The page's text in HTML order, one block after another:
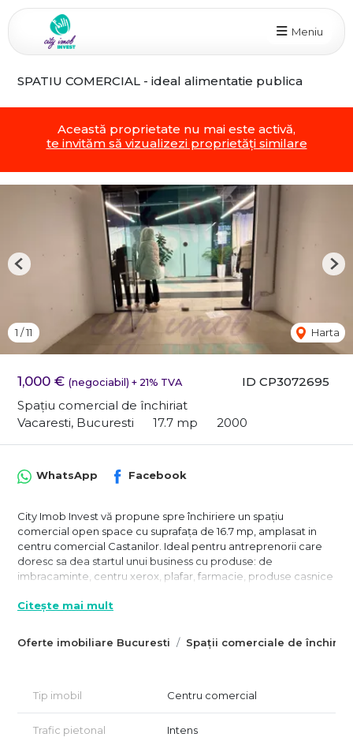
Meniu
SPATIU COMERCIAL - ideal alimentatie publica
Această proprietate nu mai este activă,
te invităm să vizualizezi proprietăți similare
ID CP3072695
1,000 € (negociabil) + 21% TVA
Spațiu comercial de închiriat
Vacaresti, Bucuresti
17.7 mp 2000
1 /11 Harta
Previous
Oferte imobiliare Bucuresti Spații comerciale de
WhatsApp Facebook
City Imob Invest vă propune spre închiriere un spațiu
comercial open space cu suprafața de 16.7 mp, amplasat in
centru comercial Castanilor. Ideal pentru antreprenorii care
doresc sa dea startul unui business cu produse: de
imbracaminte, centru xerox, plafar, farmacie, produse casnice
centre print si xerox etc.
Citește mai mult
Tip imobil Centru comercial
Trafic pietonal Intens